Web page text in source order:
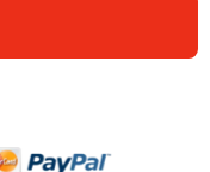
בן גל - היובלים 26, הוד השרון - הוד השרון